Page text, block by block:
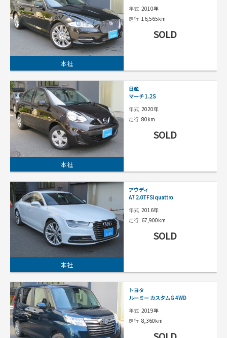
本社
年式 2010年
走行 16,565km
SOLD
本社
日産
マーチ 1.2S
年式 2020年
走行 80km
SOLD
本社
アウディ
A7 2.0TFSI quattro
年式 2016年
走行 67,900km
SOLD
トヨタ
ルーミー カスタムG 4WD
年式 2019年
走行 8,360km